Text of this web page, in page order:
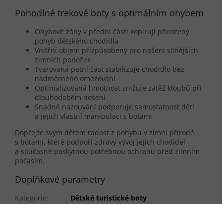
Pohodlné trekové boty s optimálním ohybem
Ohybové zóny v přední části kopírují přirozený
pohyb dětského chodidla
Vnitřní objem přizpůsobený pro nošení silnějších
zimních ponožek
Tvarovaná patní část stabilizuje chodidlo bez
nadměrného omezování
Optimalizovaná hmotnost snižuje zátěž kloubů při
dlouhodobém nošení
Snadné nazouvání podporuje samostatnost dětí
a jejich vlastní manipulaci s botami
Dopřejte svým dětem radost z pohybu v zimní přírodě
s botami, které podpoří zdravý vývoj jejich chodidel
a současně poskytnou potřebnou ochranu před zimním
počasím.
Doplňkové parametry
Kategorie:
Dětské turistické boty